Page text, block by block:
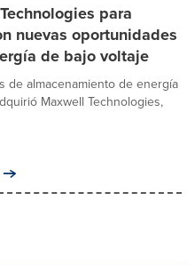
para
nuevas oportunidades
de bajo voltaje
de almacenamiento de energía
Maxwell Technologies,